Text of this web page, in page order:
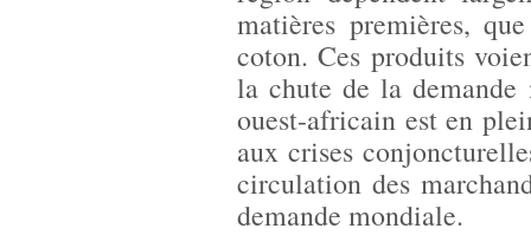
matières premières,
coton. Ces produits
la chute de la
ouest-africain est en
aux crises
circulation des
demande mondiale.